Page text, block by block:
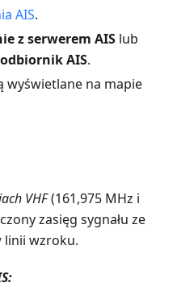
AIS.
z serwerem AIS lub
AIS.
wyświetlane na mapie
VHF(161,975 MHz i
zasięg sygnału ze
linii wzroku.